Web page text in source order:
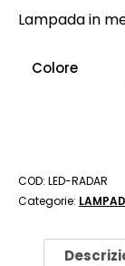
Lampada in
Colore
COD: LED-RADAR
Categorie: